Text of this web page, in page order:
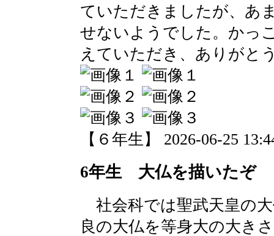
ていただきましたが、あ
せないようでした。かっ
えていただき、ありがと
【６年生】 2026-06-25
6年生 大仏を描いたぞ
社会科では聖武天皇の
良の大仏を等身大の大き